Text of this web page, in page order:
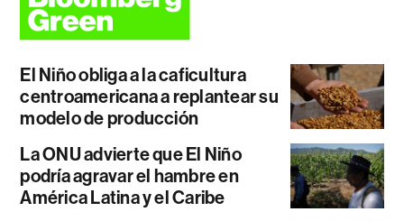
El Niño obliga a la caficultura
centroamericana a replantear su
modelo de producción
La ONU advierte que El Niño
podría agravar el hambre en
América Latina y el Caribe